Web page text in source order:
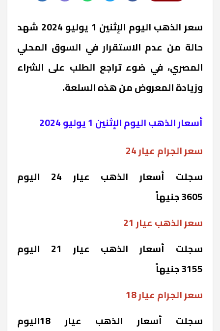
سعر الذهب اليوم الإثنين 1 يوليو 2024 شهد
حالة من عدم الاستقرار في السوق المحلي
المصري، في ضوء تراجع الطلب على الشراء
وزيادة المعروض من هذه السلعة.
أسعار الذهب اليوم الإثنين 1 يوليو 2024
سعر الجرام عيار 24
سجلت أسعار الذهب عيار 24 اليوم
3605 جنيهاً
سعر الذهب عيار 21
سجلت أسعار الذهب عيار 21 اليوم
3155 جنيهاً
سعر الجرام عيار 18
سجلت أسعار الذهب عيار 18اليوم